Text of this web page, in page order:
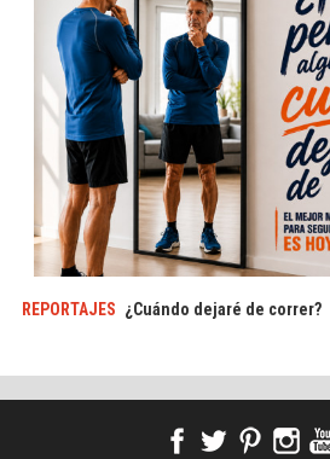
REPORTAJES ¿Cuándo dejaré de correr?